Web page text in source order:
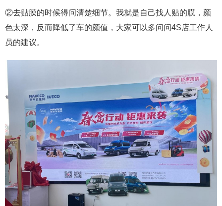
②去贴膜的时候得问清楚细节。我就是自己找人贴的膜，颜
色太深，反而降低了车的颜值，大家可以多问问4S店工作人
员的建议。